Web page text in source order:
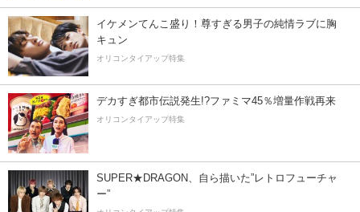
イケメンてんこ盛り！尊すぎる男子の純情ラブに胸
キュン
オリコンタイアップ特集
デカすぎ都市伝説発生!?ファミマ45％増量作戦再来
オリコンタイアップ特集
SUPER★DRAGON、自ら描いた”レトロフューチャ
ー”